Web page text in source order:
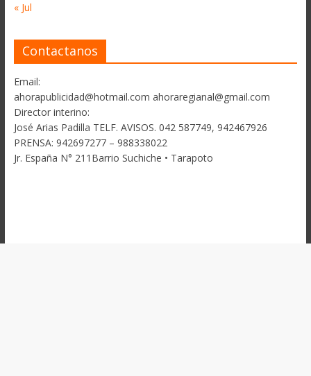
« Jul
Contactanos
Email:
ahorapublicidad@hotmail.com ahoraregianal@gmail.com
Director interino:
José Arias Padilla TELF. AVISOS. 042 587749, 942467926
PRENSA: 942697277 – 988338022
Jr. España N° 211Barrio Suchiche • Tarapoto